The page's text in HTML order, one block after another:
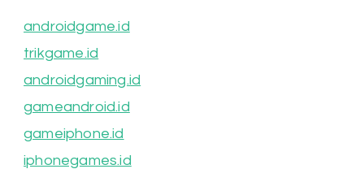
androidgame.id
trikgame.id
androidgaming.id
gameandroid.id
gameiphone.id
iphonegames.id